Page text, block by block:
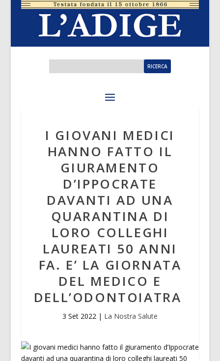
I GIOVANI MEDICI
HANNO FATTO IL
GIURAMENTO
D’IPPOCRATE
DAVANTI AD UNA
QUARANTINA DI
LORO COLLEGHI
LAUREATI 50 ANNI
FA. E’ LA GIORNATA
DEL MEDICO E
DELL’ODONTOIATRA
3 Set 2022| La Nostra Salute